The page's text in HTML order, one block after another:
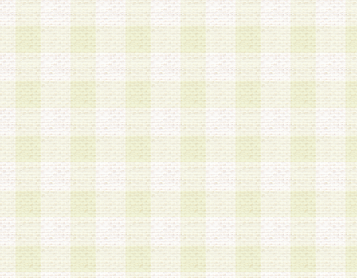
は、当該個人情報を以下の各号に定める目的に利
す。なお、これら事項以外の目的で個人情報を利
かじめ会員の同意を得たうえで利用するものとし
a.本サービスの実施または運営
b.本サービスに係る謝礼、景品、調査サンプル品
c.会員からの電話、メール等の問い合わせなどへ
d.その他これらに付随する業務
2.当社は、会員個人を識別することのできる情報
会員情報を本人の承諾なく第三者に開示すること
人を識別できる情報について第三者に開示または
社は事前に会員本人の同意を得るものとします。
3.前項の定めに拘わらず、当社は、以下の目的に